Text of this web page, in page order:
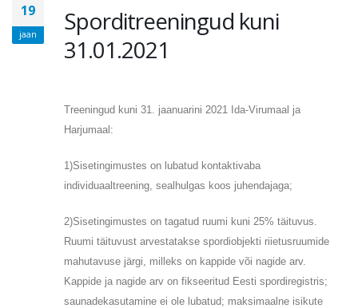
19
jaan
Sporditreeningud kuni
31.01.2021
Treeningud kuni 31. jaanuarini 2021 Ida-Virumaal ja
Harjumaal:
1)Sisetingimustes on lubatud kontaktivaba
individuaaltreening, sealhulgas koos juhendajaga;
2)Sisetingimustes on tagatud ruumi kuni 25% täituvus.
Ruumi täituvust arvestatakse spordiobjekti riietusruumide
mahutavuse järgi, milleks on kappide või nagide arv.
Kappide ja nagide arv on fikseeritud Eesti spordiregistris;
saunadekasutamine ei ole lubatud; maksimaalne isikute